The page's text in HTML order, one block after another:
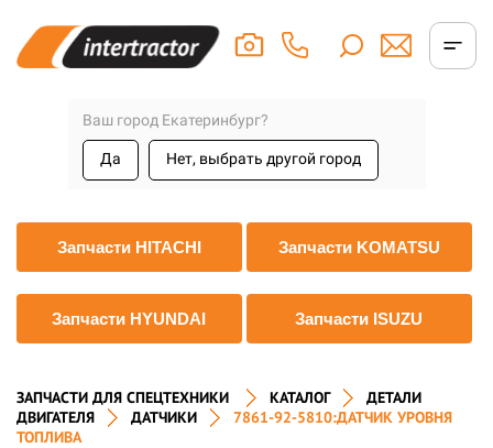
Ваш город Екатеринбург?
Да Нет, выбрать другой город
Запчасти HITACHI Запчасти KOMATSU
Запчасти HYUNDAI Запчасти ISUZU
ЗАПЧАСТИ ДЛЯ СПЕЦТЕХНИКИ КАТАЛОГ
ДЕТАЛИ
ДВИГАТЕЛЯ
ДАТЧИКИ
7861-92-5810:ДАТЧИК УРОВНЯ
ТОПЛИВА